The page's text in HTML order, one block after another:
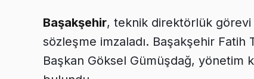
Başakşehir, teknik direktörlük görevi
sözleşme imzaladı. Başakşehir
Başkan Göksel Gümüşdağ, yönetim